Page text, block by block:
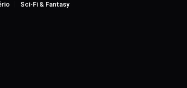
Sci-Fi & Fantasy